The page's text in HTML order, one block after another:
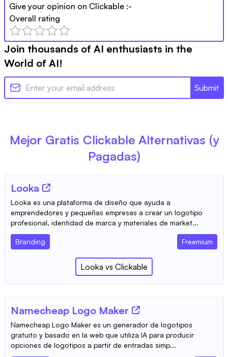
Give your opinion on Clickable :-
Overall rating
Join thousands of AI enthusiasts in the
World of AI!
Submit
Mejor Gratis Clickable Alternativas (y
Pagadas)
Looka
Looka es una plataforma de diseño que ayuda a
emprendedores y pequeñas empresas a crear un logotipo
profesional, identidad de marca y materiales de market...
Branding Freemium
Looka vs Clickable
Namecheap Logo Maker
Namecheap Logo Maker es un generador de logotipos
gratuito y basado en la web que utiliza IA para producir
opciones de logotipos a partir de entradas simp...